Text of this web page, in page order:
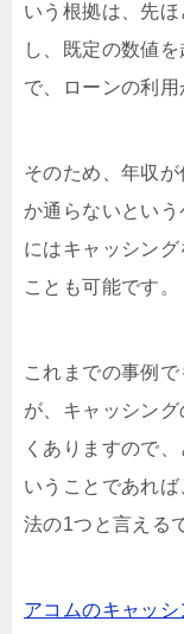
いう根拠は、先
し、既定の数値
で、ローンの利用
そのため、年収
か通らないとい
にはキャッシン
ことも可能です。
これまでの事例
が、キャッシン
くありますので
いうことであれ
法の1つと言える
アコムのキャッ